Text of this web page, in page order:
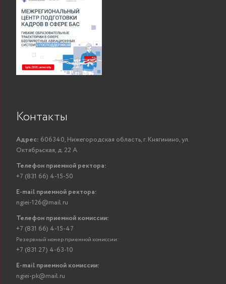
Контакты
Адрес: 606340, Нижегородская область, г. Княгинино, ул.
Октябрьская, д. 22 А
Телефон приемной ректора:
+7 (831 66) 4-15-50
E-mail приемной ректора:
ngiei-126@mail.ru
Телефон приемной комиссии:
+7 (831 66) 4-15-47
Резервный номер приемной комиссии:
+7 (831 27) 4-63-10
E-mail приемной комиссии:
ngiei-pk@mail.ru